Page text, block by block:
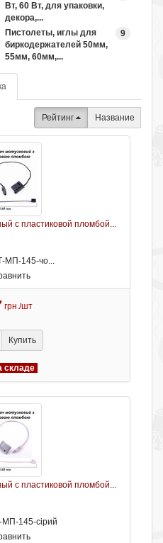
Вт, 60 Вт, для упаковки,
декора,...
9
Пистолеты, иглы для
биркодержателей 50мм,
55мм, 60мм,...
Рейтинг Название
с пластиковой пломбой...
МП-145-чо...
грн./шт
Купить
складе
с пластиковой пломбой...
145-сірий